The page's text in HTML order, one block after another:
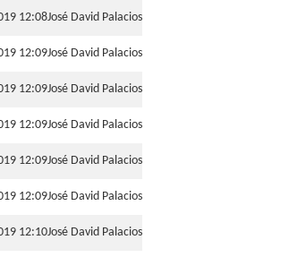
12:08José David Palacios
12:09José David Palacios
12:09José David Palacios
12:09José David Palacios
12:09José David Palacios
12:09José David Palacios
12:10José David Palacios